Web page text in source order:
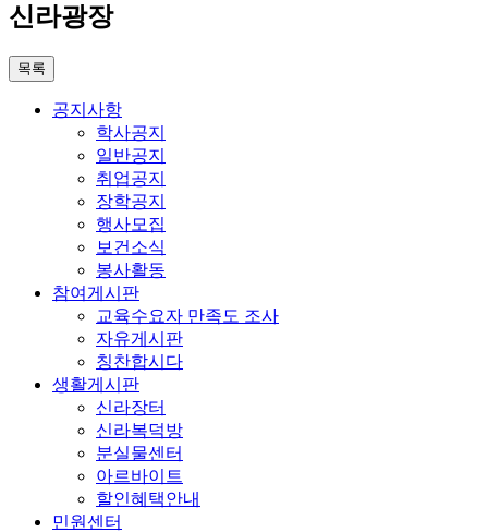
신라광장
목록
공지사항
학사공지
일반공지
취업공지
장학공지
행사모집
보건소식
봉사활동
참여게시판
교육수요자 만족도 조사
자유게시판
칭찬합시다
생활게시판
신라장터
신라복덕방
분실물센터
아르바이트
할인혜택안내
민원센터